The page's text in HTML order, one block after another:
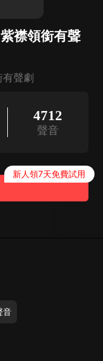
襟領銜有聲
有聲劇
4712
聲音
新人領7天免費試用
音